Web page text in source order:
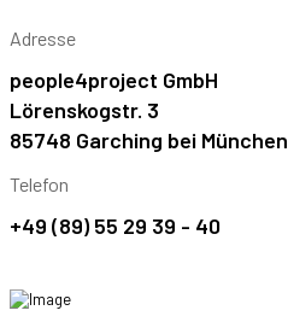
Adresse
people4project GmbH
Lörenskogstr. 3
85748 Garching bei München
Telefon
+49 (89) 55 29 39 - 40